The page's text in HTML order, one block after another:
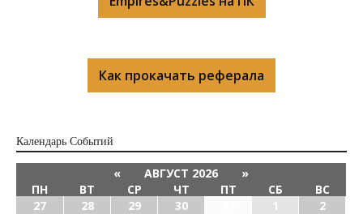
Как прокачать реферала
Календарь Cобытий
« АВГУСТ 2026
»
ПН
ВТ СР ЧТ ПТ СБ
ВС
27
28 29 30 1
2